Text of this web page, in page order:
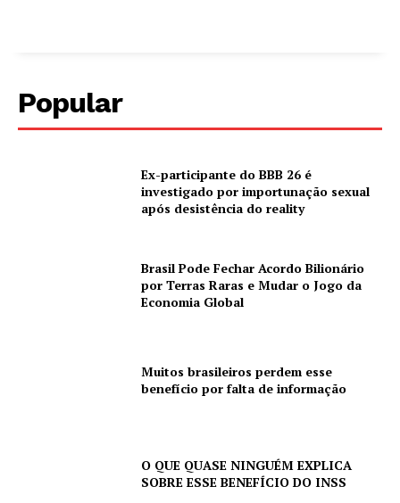
Popular
Ex-participante do BBB 26 é
investigado por importunação sexual
após desistência do reality
Brasil Pode Fechar Acordo Bilionário
por Terras Raras e Mudar o Jogo da
Economia Global
Muitos brasileiros perdem esse
benefício por falta de informação
O QUE QUASE NINGUÉM EXPLICA
SOBRE ESSE BENEFÍCIO DO INSS